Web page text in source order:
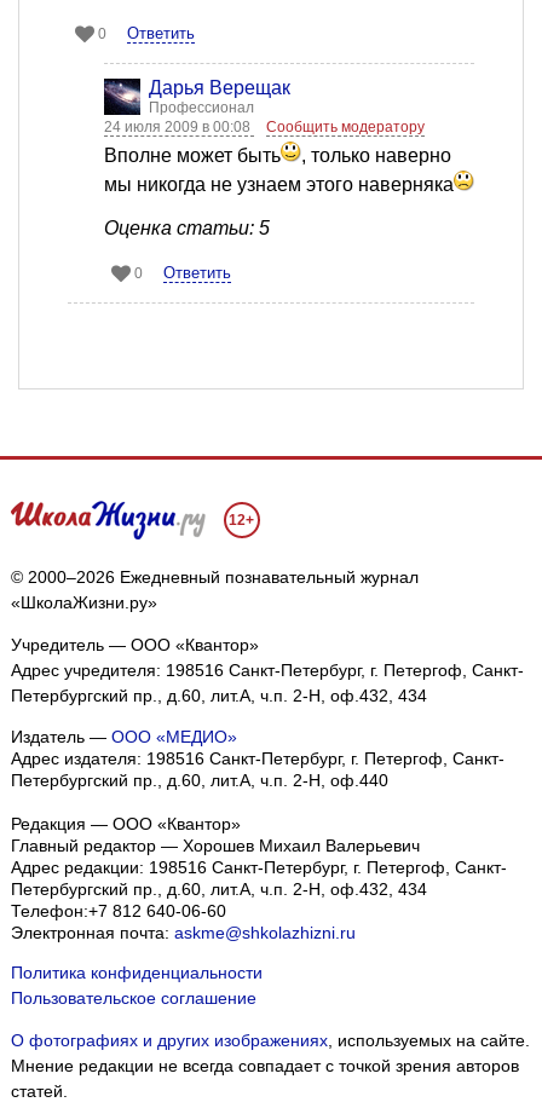
0 Ответить
Дарья Верещак
Профессионал
24 июля 2009 в 00:08
Сообщить модератору
Вполне может быть
, только наверно
мы никогда не узнаем этого наверняка
Оценка статьи: 5
0 Ответить
12+
© 2000–2026 Ежедневный познавательный журнал
«ШколаЖизни.ру»
Учредитель — ООО «Квантор»
Адрес учредителя: 198516 Санкт-Петербург, г. Петергоф, Санкт-
Петербургский пр., д.60, лит.А, ч.п. 2-Н, оф.432, 434
Издатель — ООО «МЕДИО»
Адрес издателя: 198516 Санкт-Петербург, г. Петергоф, Санкт-
Петербургский пр., д.60, лит.А, ч.п. 2-Н, оф.440
Редакция — ООО «Квантор»
Главный редактор — Хорошев Михаил Валерьевич
Адрес редакции: 198516 Санкт-Петербург, г. Петергоф Санкт-
Петербургский пр., д.60, лит.А, ч.п. 2-Н, оф.432, 434
Телефон:+7 812 640-06-60
Электронная почта: askme@shkolazhizni.ru
Политика конфиденциальности
Пользовательское соглашение
О фотографиях и других изображениях, используемых на сайте.
Мнение редакции не всегда совпадает с точкой зрения авторов
статей.